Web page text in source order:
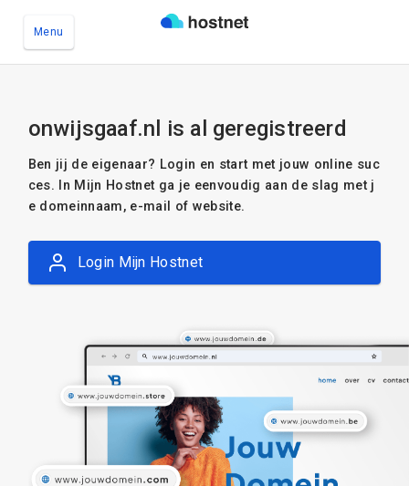
Menu
onwijsgaaf.nl is al geregistreerd
Ben jij de eigenaar? Login en start met jouw online suc
ces. In Mijn Hostnet ga je eenvoudig aan de slag met j
e domeinnaam, e-mail of website.
Login Mijn Hostnet